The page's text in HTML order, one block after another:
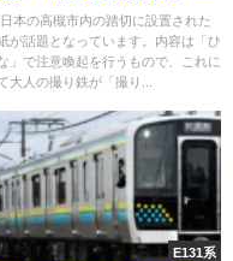
れた」と怒りの声
本の高槻市内の踏切に設置された
が話題となっています。内容は「ひ
」で注意喚起を行うもので、これに
大人の撮り鉄が「撮り...
E131系